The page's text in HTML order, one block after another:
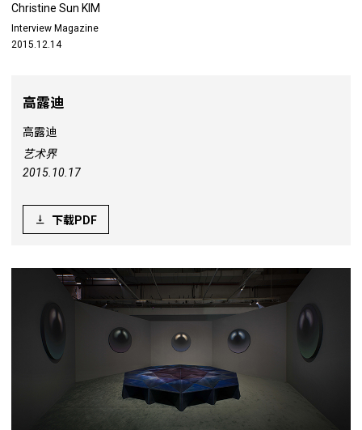
Christine Sun KIM
Interview Magazine
2015.12.14
高露迪
高露迪
艺术界
2015.10.17
下载PDF